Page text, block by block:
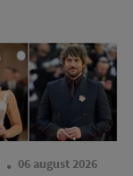
06 august 2026